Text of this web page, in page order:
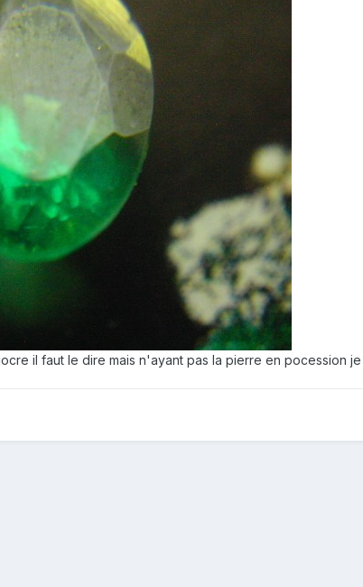
il faut le dire mais n'ayant pas la pierre en pocession